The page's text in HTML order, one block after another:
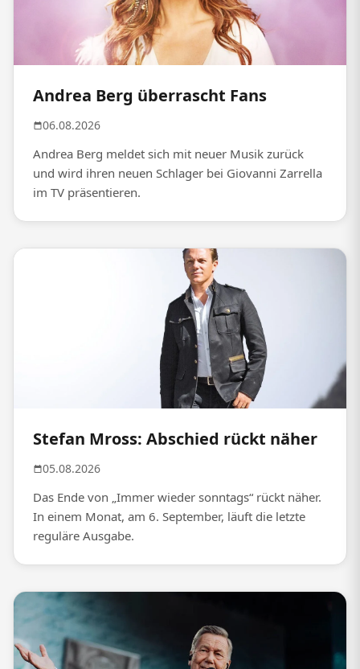
Andrea Berg überrascht Fans
06.08.2026
Andrea Berg meldet sich mit neuer Musik zurück
und wird ihren neuen Schlager bei Giovanni Zarrella
im TV präsentieren.
Stefan Mross: Abschied rückt näher
05.08.2026
Das Ende von „Immer wieder sonntags“ rückt näher.
In einem Monat, am 6. September, läuft die letzte
reguläre Ausgabe.